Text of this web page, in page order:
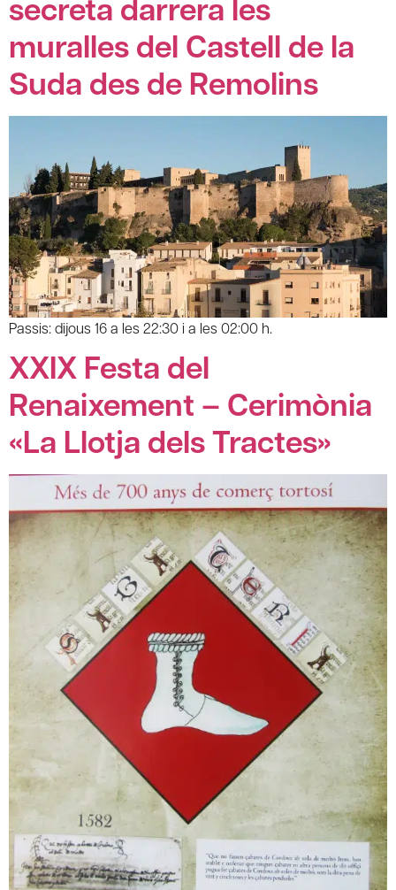
muralles del Castell de la
Suda des de Remolins
Passis: dijous 16 a les 22:30 i a les 02:00 h.
XXIX Festa del
Renaixement – Cerimònia
«La Llotja dels Tractes»